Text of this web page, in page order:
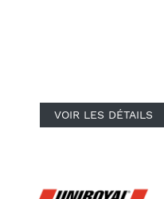
VOIR LES DÉTAILS